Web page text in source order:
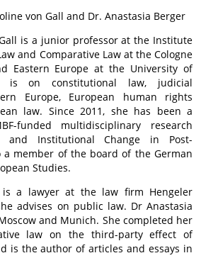
von Gall and Dr. Anastasia Berger
is a junior professor at the Institute
and Comparative Law at the Cologne
Eastern Europe at the University of
is on constitutional law, judicial
Europe, European human rights
law. Since 2011, she has been a
funded multidisciplinary research
and Institutional Change in Post-
a member of the board of the German
Studies.
is a lawyer at the law firm Hengeler
advises on public law. Dr Anastasia
and Munich. She completed her
law on the third-party effect of
is the author of articles and essays in